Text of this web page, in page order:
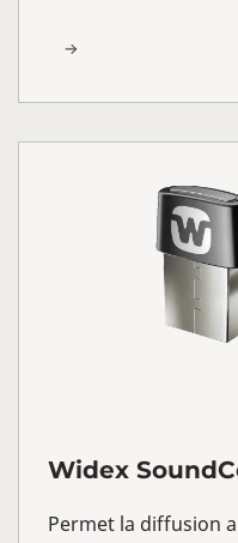
Widex
Permet la diffusion